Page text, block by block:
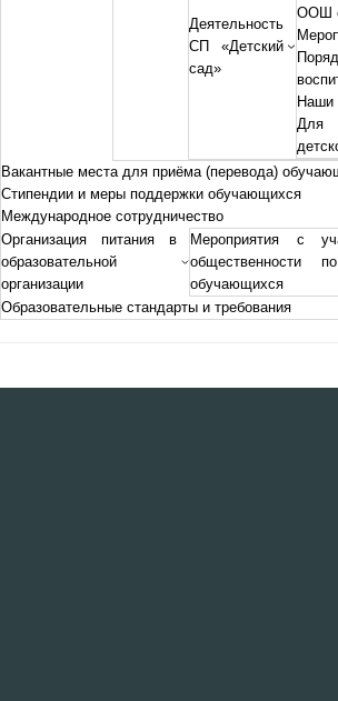
Деятельность
СП «Детский
сад»
ООШ
Наши
Для
Вакантные места для приёма (перевода)
Стипендии и меры поддержки обучающихся
Международное сотрудничество
Организация питания в
образовательной
организации
Мероприятия с
общественности
обучающихся
Образовательные стандарты и требования